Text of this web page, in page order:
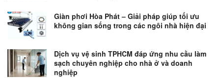
Giàn phơi Hòa Phát – Giải pháp giúp tối ưu
không gian sống trong các ngôi nhà hiện đại
Dịch vụ vệ sinh TPHCM đáp ứng nhu cầu làm
sạch chuyên nghiệp cho nhà ở và doanh
nghiệp